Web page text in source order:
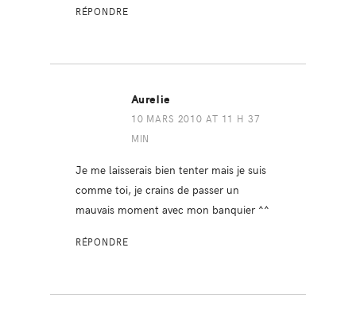
RÉPONDRE
Aurelie
10 MARS 2010 AT 11 H 37
MIN
Je me laisserais bien tenter mais je suis
comme toi, je crains de passer un
mauvais moment avec mon banquier ^^
RÉPONDRE